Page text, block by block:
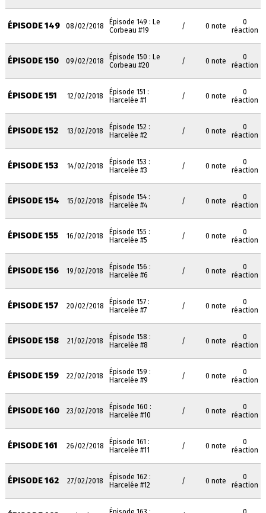
ÉPISODE 149 08/02/2018
Épisode 149 : Le
Corbeau #19
/ 0 note
0
réaction
ÉPISODE 150 09/02/2018
Épisode 150 : Le
Corbeau #20
/ 0 note
0
réaction
ÉPISODE 151 12/02/2018
Épisode 151 :
Harcelée #1
/ 0 note
0
réaction
ÉPISODE 152 13/02/2018
Épisode 152 :
Harcelée #2
/ 0 note
0
réaction
ÉPISODE 153 14/02/2018
Épisode 153 :
Harcelée #3
/ 0 note
0
réaction
ÉPISODE 154 15/02/2018
Épisode 154 :
Harcelée #4
/ 0 note
0
réaction
ÉPISODE 155 16/02/2018
Épisode 155 :
Harcelée #5
/ 0 note
0
réaction
ÉPISODE 156 19/02/2018
Épisode 156 :
Harcelée #6
/ 0 note
0
réaction
ÉPISODE 157 20/02/2018
Épisode 157 :
Harcelée #7
/ 0 note
0
réaction
ÉPISODE 158 21/02/2018
Épisode 158 :
Harcelée #8
/ 0 note
0
réaction
ÉPISODE 159 22/02/2018
Épisode 159 :
Harcelée #9
/ 0 note
0
réaction
ÉPISODE 160 23/02/2018
Épisode 160 :
Harcelée #10
/ 0 note
0
réaction
ÉPISODE 161 26/02/2018
Épisode 161 :
Harcelée #11
/ 0 note
0
réaction
ÉPISODE 162 27/02/2018
Épisode 162 :
Harcelée #12
/ 0 note
0
réaction